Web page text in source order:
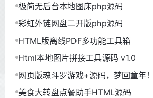
极简无后台本地图床php源码
彩虹外链网盘二开版php源码
HTML版离线PDF多功能工具箱
Html本地图片拼接工具源码 v1.0
网页版魂斗罗游戏+源码，梦回童年！
美食大转盘点餐助手HTML源码